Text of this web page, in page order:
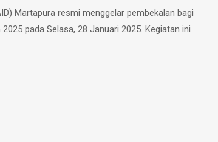
Martapura resmi menggelar pembekalan bagi
pada Selasa, 28 Januari 2025. Kegiatan ini